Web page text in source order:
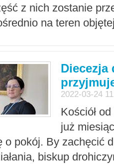
z nich zostanie
na teren
Diecezja
2022-03-24
Kościół
już
o pokój. By zachęcić
biskup